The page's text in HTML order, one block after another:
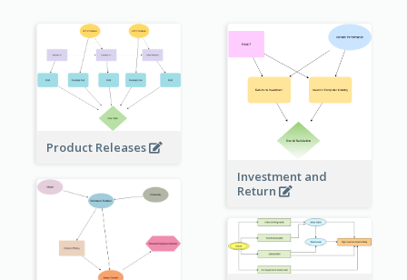
Product Releases
Investment and
Return